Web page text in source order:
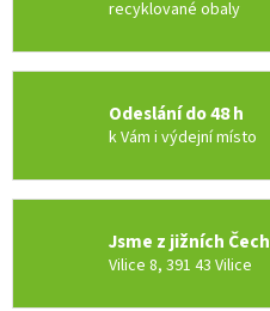
recyklované obaly
Odeslání do 48 h
k Vám i výdejní místo
Jsme z jižních Čech
Vilice 8, 391 43 Vilice